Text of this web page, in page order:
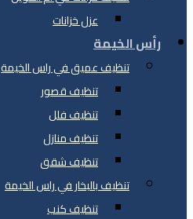
عزل خزانات
رأس الخيمة
تنظيف عميق في راس الخيمة
تنظيف قصور
تنظيف فلل
تنظيف منازل
تنظيف شقق
تنظيف بالبخار في راس الخيمة
تنظيف كنب